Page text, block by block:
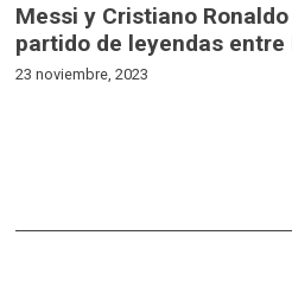
Messi y Cristiano
partido de leyendas entre
23 noviembre, 2023